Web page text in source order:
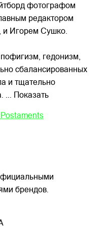
фотографом
редактором
и Игорем Сушко.
гедонизм,
сбалансированных
и тщательно
... Показать
брендов.